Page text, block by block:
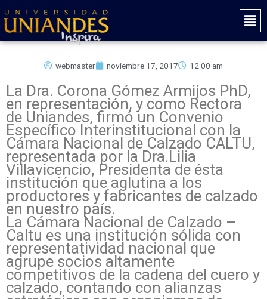
al
contenido
Main
webmaster noviembre 17, 2017 12:00 am
La Dra. Corona Gómez Armijos PhD,
en representación, y como Rectora
de Uniandes, firmó un Convenio
Específico Interinstitucional con la
Cámara Nacional de Calzado CALTU,
representada por la Dra.Lilia
Villavicencio, Presidenta de ésta
institución que aglutina a los
productores y fabricantes de calzado
en nuestro país.
La Cámara Nacional de Calzado –
Caltu es una institución sólida con
representatividad nacional que
agrupe socios altamente
competitivos de la cadena del cuero y
calzado, contando con alianzas